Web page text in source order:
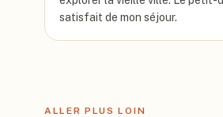
satisfait de mon séjour.
ALLER PLUS LOIN